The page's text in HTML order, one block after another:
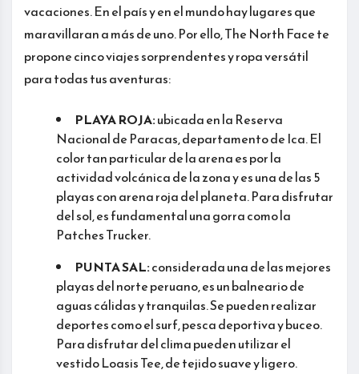
vacaciones. En el país y en el mundo hay lugares que
maravillaran a más de uno. Por ello, The North Face te
propone cinco viajes sorprendentes y ropa versátil
para todas tus aventuras:
PLAYA ROJA:ubicada en la Reserva
Nacional de Paracas, departamento de Ica. El
color tan particular de la arena es por la
actividad volcánica de la zona y es una de las 5
playas con arena roja del planeta. Para disfrutar
del sol, es fundamental una gorra como la
Patches Trucker.
PUNTA SAL:considerada una de las mejores
playas del norte peruano, es un balneario de
aguas cálidas y tranquilas. Se pueden realizar
deportes como el surf, pesca deportiva y buceo.
Para disfrutar del clima pueden utilizar el
vestido Loasis Tee, de tejido suave y ligero.